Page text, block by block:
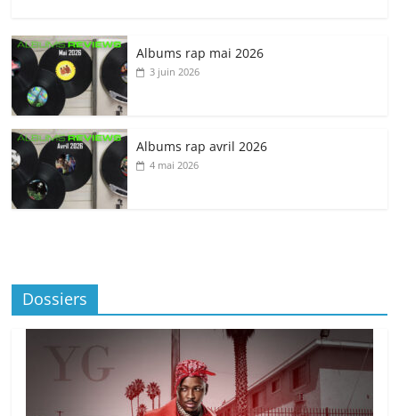
Albums rap mai 2026
3 juin 2026
Albums rap avril 2026
4 mai 2026
Dossiers